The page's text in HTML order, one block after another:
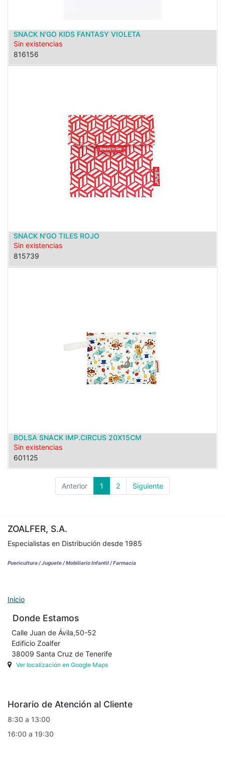
SNACK N'GO KIDS FANTASY VIOLETA
Sin existencias
816156
SNACK N'GO TILES ROJO
Sin existencias
815739
BOLSA SNACK IMP.CIRCUS 20X15CM
Sin existencias
601125
Anterior 1 2 Siguiente
ZOALFER, S.A.
Especialistas en Distribución desde 1985
Puericultura / Juguete / Mobiliario Infantil / Farmacia
Inicio
Donde Estamos
Calle Juan de Ávila,50-52
Edificio Zoalfer
38009 Santa Cruz de Tenerife
Ver localización en Google Maps
Horario de Atención al Cliente
8:30 a 13:00
16:00 a 19:30